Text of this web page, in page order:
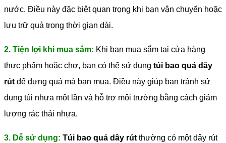
nước. Điều này đặc biệt quan trọng khi bạn vận chuyển hoặc
lưu trữ quả trong thời gian dài.
2. Tiện lợi khi mua sắm: Khi bạn mua sắm tại cửa hàng
thực phẩm hoặc chợ, bạn có thể sử dụng túi bao quả dây
rút để đựng quả mà bạn mua. Điều này giúp bạn tránh sử
dụng túi nhựa một lần và hỗ trợ môi trường bằng cách giảm
lượng rác thải nhựa.
3. Dễ sử dụng: Túi bao quả dây rút thường có một dây rút